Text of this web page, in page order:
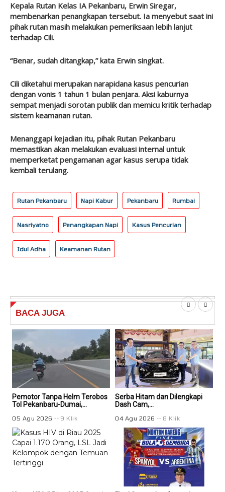
Kepala Rutan Kelas IA Pekanbaru, Erwin Siregar,
membenarkan penangkapan tersebut. Ia menyebut saat ini
pihak rutan masih melakukan pemeriksaan lebih lanjut
terhadap Cili.
“Benar, sudah ditangkap,” kata Erwin singkat.
Cili diketahui merupakan narapidana kasus pencurian
dengan vonis 1 tahun 1 bulan penjara. Aksi kaburnya
sempat menjadi sorotan publik dan memicu kritik terhadap
sistem keamanan rutan.
Menanggapi kejadian itu, pihak Rutan Pekanbaru
memastikan akan melakukan evaluasi internal untuk
memperketat pengamanan agar kasus serupa tidak
kembali terulang.
Rutan Pekanbaru Napi Kabur Pekanbaru Rumbai
Nasriyatno Penangkapan Napi Kasus Pencurian
Idul Adha Keamanan Rutan
BACA JUGA
Pemotor Tanpa Helm Terobos
Tol Pekanbaru-Dumai,...
05 Agu 2026 9 Klik
Serba Hitam dan Dilengkapi
Dash Cam,...
04 Agu 2026 8 Klik